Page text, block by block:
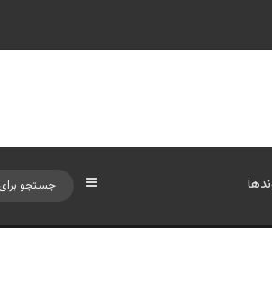
سایدبار